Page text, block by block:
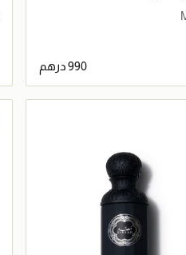
⁦990⁩ درهم
جاري تحميل التفاصيل